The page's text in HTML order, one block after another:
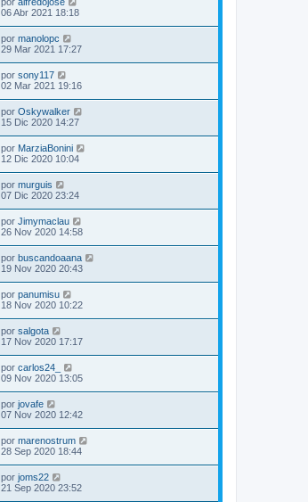
06 Abr 2021 18:18
por manolopc
29 Mar 2021 17:27
por sony117
02 Mar 2021 19:16
por Oskywalker
15 Dic 2020 14:27
por MarziaBonini
12 Dic 2020 10:04
por murguis
07 Dic 2020 23:24
por Jimymaclau
26 Nov 2020 14:58
por buscandoaana
19 Nov 2020 20:43
por panumisu
18 Nov 2020 10:22
por salgota
17 Nov 2020 17:17
por carlos24_
09 Nov 2020 13:05
por jovafe
07 Nov 2020 12:42
por marenostrum
28 Sep 2020 18:44
por joms22
21 Sep 2020 23:52